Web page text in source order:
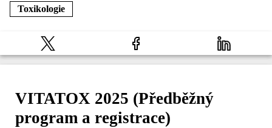
Toxikologie
VITATOX 2025 (Předběžný
program a registrace)